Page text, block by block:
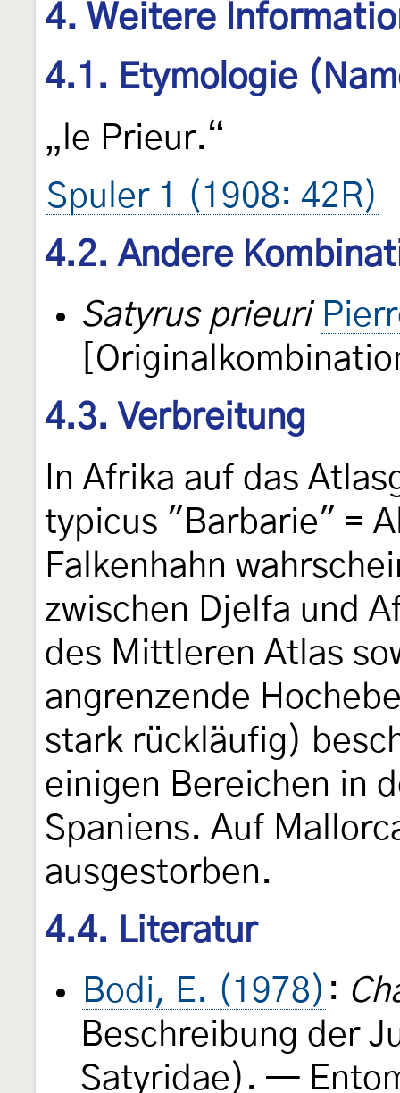
4. Weitere
4.1. Etymologie
„le Prieur.“
Spuler 1 (1908: 42R)
4.2. Andere
Satyrus prieuri
4.3. Verbreitung
In Afrika auf das
typicus "Barbarie" =
Falkenhahn
zwischen Djelfa und
des Mittleren Atlas
angrenzende
stark rückläufig)
einigen Bereichen in
Spaniens. Auf
ausgestorben.
4.4. Literatur
Bodi, E. (1978) :
Beschreibung der
Satyridae). —